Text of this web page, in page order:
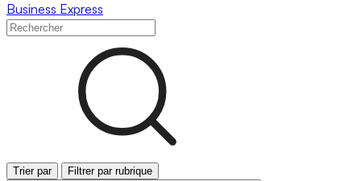
Business Express
Trier par Filtrer par rubrique